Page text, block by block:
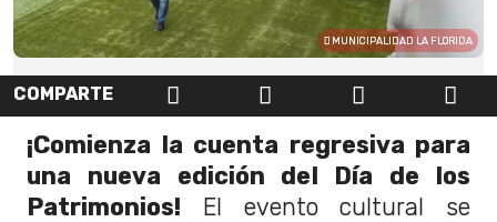
MUNICIPALIDAD LA FLORIDA
COMPARTE
¡Comienza la cuenta regresiva para
una nueva edición del Día de los
Patrimonios! El evento cultural se